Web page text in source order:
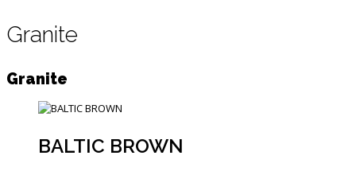
Granite
Granite
BALTIC BROWN